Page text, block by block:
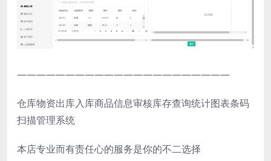
——————————————————————
仓库物资出库入库商品信息审核库存查询统计图表条码
扫描管理系统
本店专业而有责任心的服务是你的不二选择